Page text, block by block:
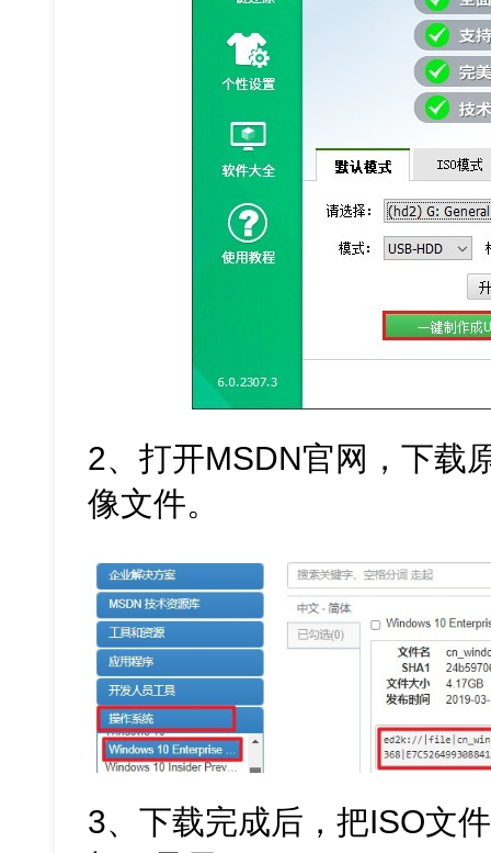
2、打开MSDN官网，下载
像文件。
3、下载完成后，把ISO文